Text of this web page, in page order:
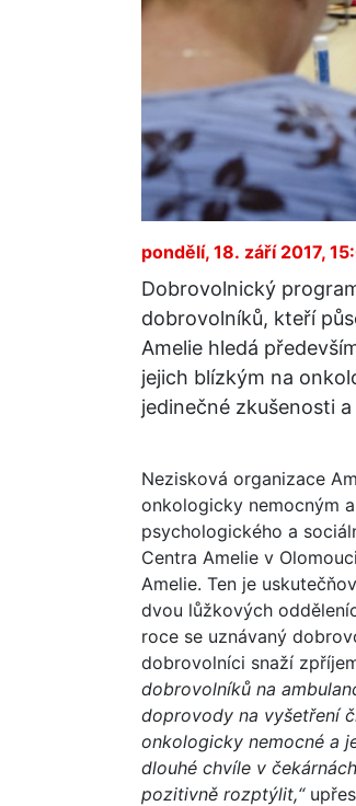
pondělí, 18. září 2017,
Dobrovolnický
dobrovolníků, kteří
Amelie hledá
jejich blízkým na
jedinečné zkušenosti
Nezisková organizace
onkologicky nemocným
psychologického a
Centra Amelie v
Amelie. Ten je
dvou lůžkových
roce se uznávaný
dobrovolníci snaží
dobrovolníků na
doprovody na vyšetření
onkologicky nemocné a
dlouhé chvíle v
pozitivně rozptýlit,“